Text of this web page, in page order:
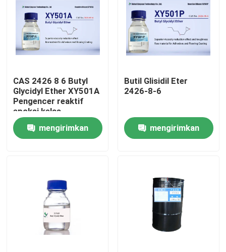
Tentang kami
CAS 2426 8 6 Butyl
Glycidyl Ether XY501A
Pengencer reaktif
epoksi kelas
elektronik kelas
elektronikmengirimkan
Butil Glisidil Eter
2426-8-6
mengirimkan